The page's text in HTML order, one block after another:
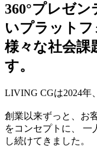
360°プレゼ
いプラット
様々な社会課
す。
LIVING CGは2024年
創業以来ずっと、お
をコンセプトに、 一
し続けてきました。